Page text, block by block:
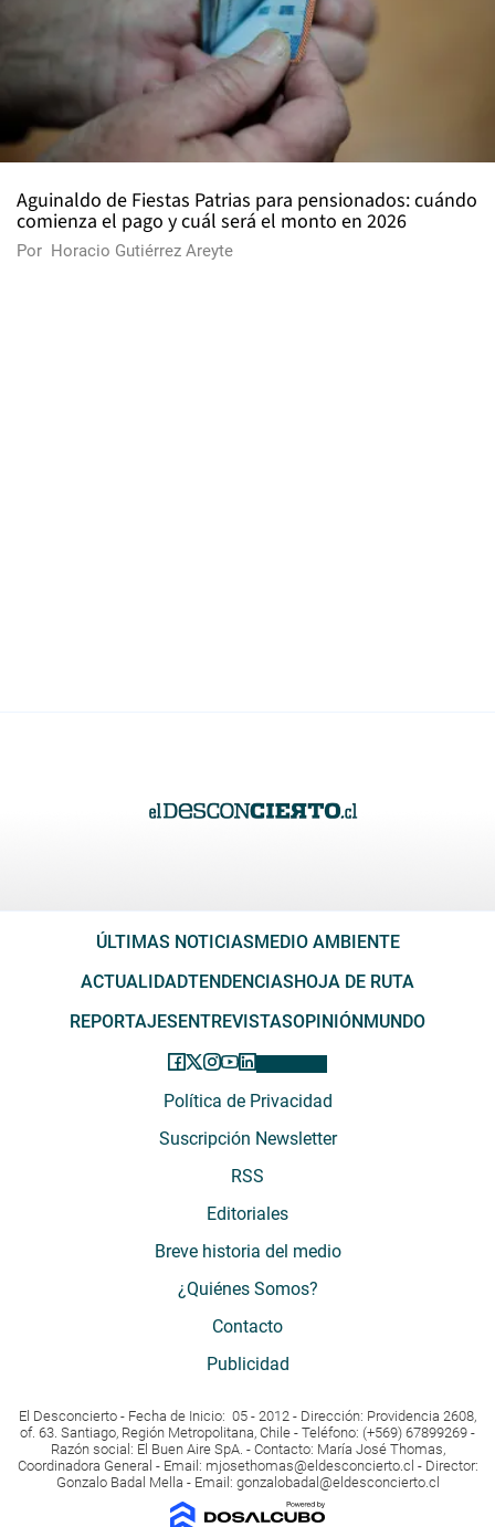
Aguinaldo de Fiestas Patrias para pensionados: cuándo
comienza el pago y cuál será el monto en 2026
Por Horacio Gutiérrez Areyte
ÚLTIMAS NOTICIAS MEDIO AMBIENTE
ACTUALIDADTENDENCIAS HOJA DE RUTA
REPORTAJES ENTREVISTASOPINIÓN MUNDO
Política de Privacidad
Suscripción Newsletter
RSS
Editoriales
Breve historia del medio
¿Quiénes Somos?
Contacto
Publicidad
El Desconcierto - Fecha de Inicio: 05 - 2012 - Dirección: Providencia 2608,
of. 63. Santiago, Región Metropolitana, Chile - Teléfono: (+569) 67899269 -
Razón social: El Buen Aire SpA. - Contacto: María José Thomas,
Coordinadora General - Email: mjosethomas@eldesconcierto.cl - Director:
Gonzalo Badal Mella - Email: gonzalobadal@eldesconcierto.cl